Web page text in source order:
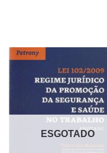
ESGOTADO